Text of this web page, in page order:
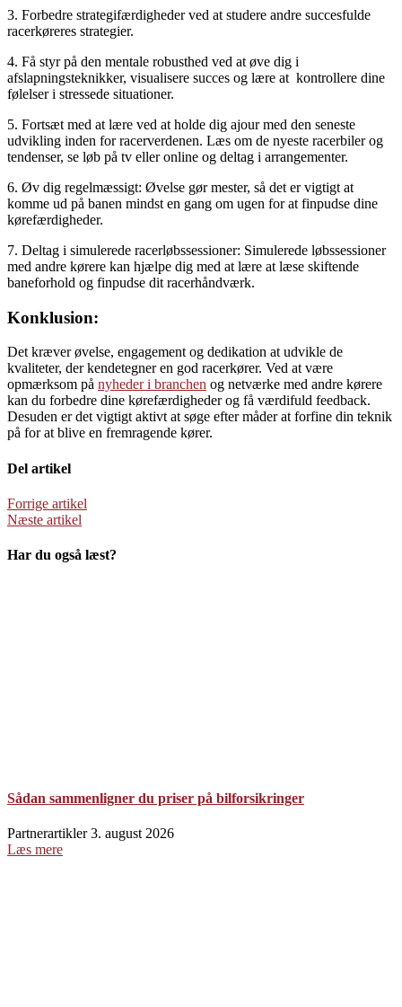
3. Forbedre strategifærdigheder ved at studere andre succesfulde
racerkøreres strategier.
4. Få styr på den mentale robusthed ved at øve dig i
afslapningsteknikker, visualisere succes og lære at kontrollere dine
følelser i stressede situationer.
5. Fortsæt med at lære ved at holde dig ajour med den seneste
udvikling inden for racerverdenen. Læs om de nyeste racerbiler og
tendenser, se løb på tv eller online og deltag i arrangementer.
6. Øv dig regelmæssigt: Øvelse gør mester, så det er vigtigt at
komme ud på banen mindst en gang om ugen for at finpudse dine
kørefærdigheder.
7. Deltag i simulerede racerløbssessioner: Simulerede løbssessioner
med andre kørere kan hjælpe dig med at lære at læse skiftende
baneforhold og finpudse dit racerhåndværk.
Konklusion:
Det kræver øvelse, engagement og dedikation at udvikle de
kvaliteter, der kendetegner en god racerkører. Ved at være
opmærksom på nyheder i branchen og netværke med andre kørere
kan du forbedre dine kørefærdigheder og få værdifuld feedback.
Desuden er det vigtigt aktivt at søge efter måder at forfine din teknik
på for at blive en fremragende kører.
Del artikel
Forrige artikel
Næste artikel
Har du også læst?
Sådan sammenligner du priser på bilforsikringer
Partnerartikler3. august 2026
Læs mere